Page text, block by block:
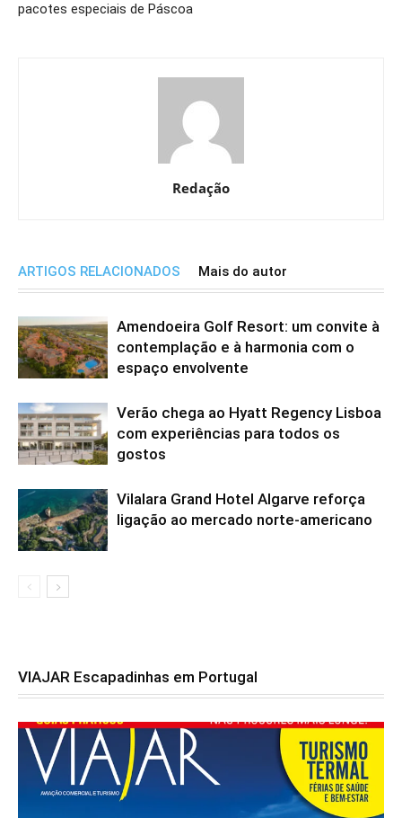
pacotes especiais de Páscoa
Redação
ARTIGOS RELACIONADOS Mais do autor
Amendoeira Golf Resort: um convite à
contemplação e à harmonia com o
espaço envolvente
Verão chega ao Hyatt Regency Lisboa
com experiências para todos os
gostos
Vilalara Grand Hotel Algarve reforça
ligação ao mercado norte-americano
VIAJAR Escapadinhas em Portugal